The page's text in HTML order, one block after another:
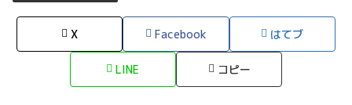
X Facebook はてブ
LINE コピー